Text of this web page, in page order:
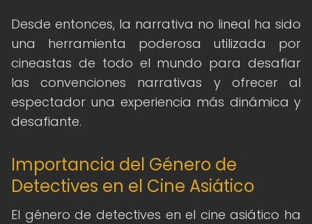
Desde entonces, la narrativa no lineal ha sido
una herramienta poderosa utilizada por
cineastas de todo el mundo para desafiar
las convenciones narrativas y ofrecer al
espectador una experiencia más dinámica y
desafiante.
Importancia del Género de
Detectives en el Cine Asiático
El género de detectives en el cine asiático ha